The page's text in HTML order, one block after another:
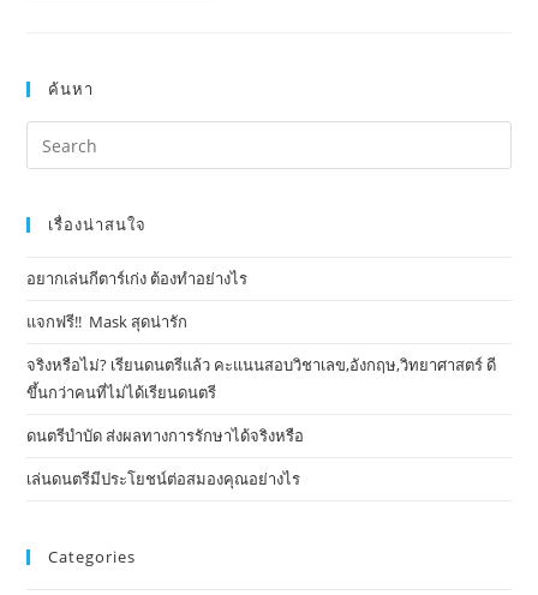
ค้นหา
เรื่องน่าสนใจ
อยากเล่นกีตาร์เก่ง ต้องทำอย่างไร
แจกฟรี!! Mask​ สุดน่ารัก
จริงหรือไม่? เรียนดนตรีแล้ว คะแนนสอบวิชาเลข,อังกฤษ,วิทยาศาสตร์ ดี
ขึ้นกว่าคนที่ไม่ได้เรียนดนตรี
ดนตรีบำบัด ส่งผลทางการรักษาได้จริงหรือ
เล่นดนตรีมีประโยชน์ต่อสมองคุณอย่างไร
Categories